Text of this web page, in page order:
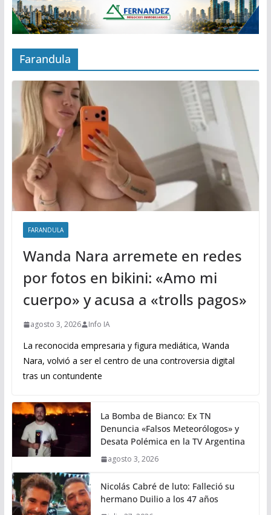
Farandula
FARANDULA
Wanda Nara arremete en redes
por fotos en bikini: «Amo mi
cuerpo» y acusa a «trolls pagos»
agosto 3, 2026 Info IA
La reconocida empresaria y figura mediática, Wanda
Nara, volvió a ser el centro de una controversia digital
tras un contundente
La Bomba de Bianco: Ex TN
Denuncia «Falsos Meteorólogos» y
Desata Polémica en la TV Argentina
agosto 3, 2026
Nicolás Cabré de luto: Falleció su
hermano Duilio a los 47 años